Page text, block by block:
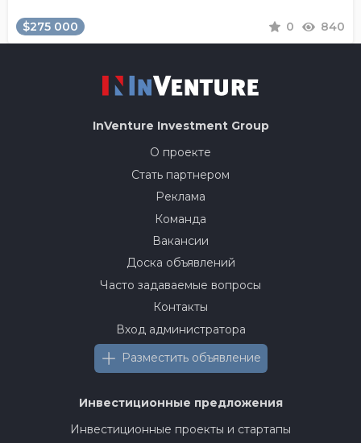
$275 000 0 840
InVenture Investment Group
О проекте
Стать партнером
Реклама
Команда
Вакансии
Доска объявлений
Часто задаваемые вопросы
Контакты
Вход администратора
Разместить объявление
Инвестиционные предложения
Инвестиционные проекты и стартапы